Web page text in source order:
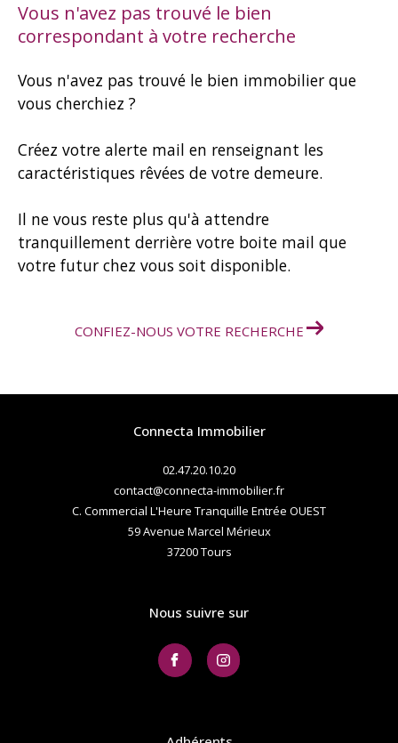
Vous n'avez pas trouvé le bien
correspondant à votre recherche
Vous n'avez pas trouvé le bien immobilier que
vous cherchiez ?
Créez votre alerte mail en renseignant les
caractéristiques rêvées de votre demeure.
Il ne vous reste plus qu'à attendre
tranquillement derrière votre boite mail que
votre futur chez vous soit disponible.
CONFIEZ-NOUS VOTRE RECHERCHE
Connecta Immobilier
02.47.20.10.20
contact@connecta-immobilier.fr
C. Commercial L'Heure Tranquille Entrée OUEST
59 Avenue Marcel Mérieux
37200 tours
Nous suivre sur